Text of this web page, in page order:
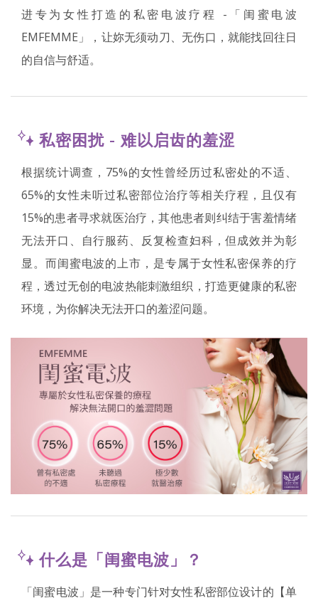
进专为女性打造的私密电波疗程 -「闺蜜电波
EMFEMME」，让妳无须动刀、无伤口，就能找回往日
的自信与舒适。
私密困扰 - 难以启齿的羞涩
根据统计调查，75%的女性曾经历过私密处的不适、
65%的女性未听过私密部位治疗等相关疗程，且仅有
15%的患者寻求就医治疗，其他患者则纠结于害羞情绪
无法开口、自行服药、反复检查妇科，但成效并为彰
显。而闺蜜电波的上市，是专属于女性私密保养的疗
程，透过无创的电波热能刺激组织，打造更健康的私密
环境，为你解决无法开口的羞涩问题。
什么是「闺蜜电波」？
「闺蜜电波」是一种专门针对女性私密部位设计的【单